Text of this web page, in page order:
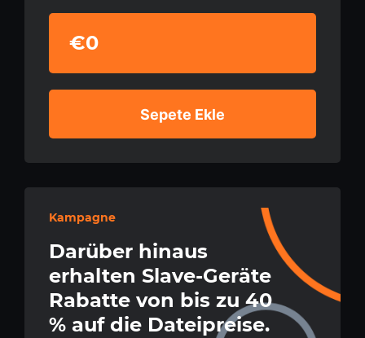
€0
Sepete Ekle
Kampagne
Darüber hinaus
erhalten Slave-Geräte
Rabatte von bis zu 40
% auf die Dateipreise.